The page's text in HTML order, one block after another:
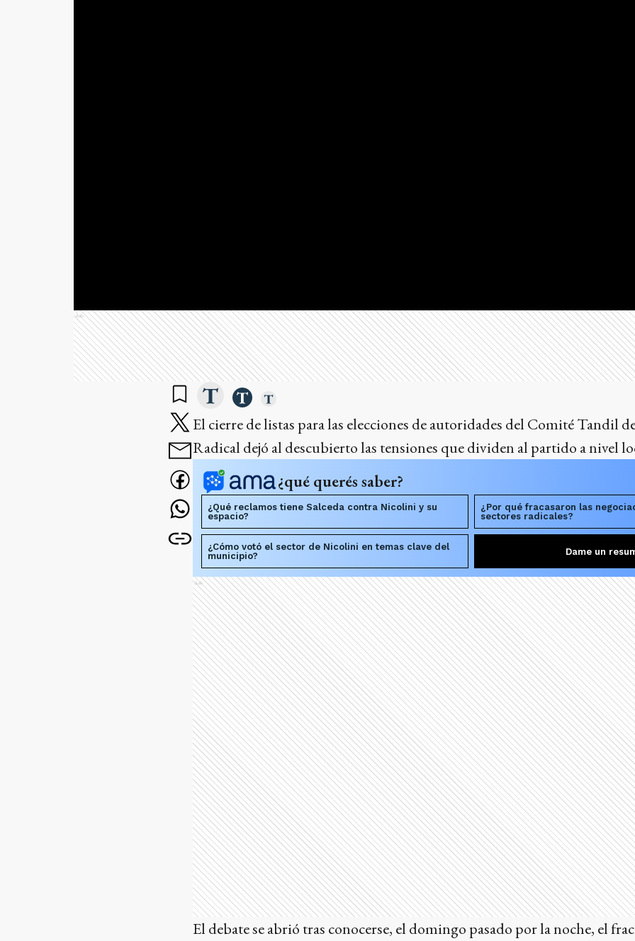
Ads
El cierre de listas para las elecciones de autoridades del Comité Tandil
Radical dejó al descubierto las tensiones que dividen al partido a nivel
¿qué querés saber?
¿Qué reclamos tiene Salceda contra Nicolini y su
espacio?
¿Por qué fracasaron las
sectores radicales?
¿Cómo votó el sector de Nicolini en temas clave del
municipio?
Dame un
Ads
El debate se abrió tras conocerse, el domingo pasado por la noche, el